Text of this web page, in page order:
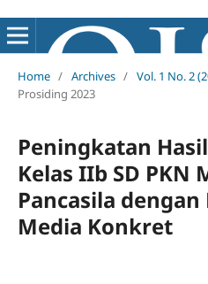
Home / Archives / Vol. 1 No. 2
Prosiding 2023
Peningkatan
Kelas IIb SD PKN
Pancasila
Media Konkret